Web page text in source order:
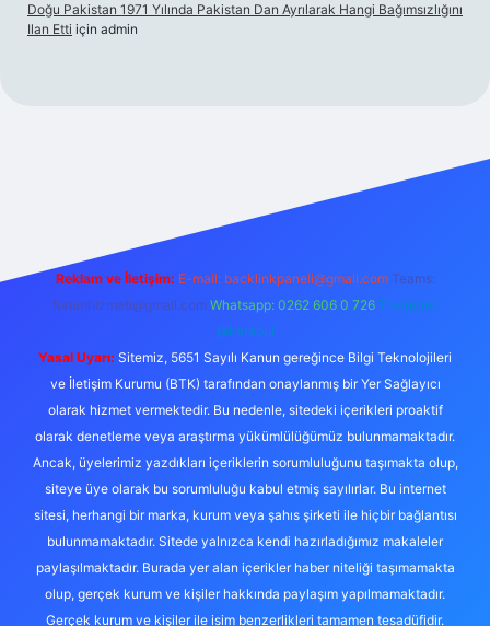
Doğu Pakistan 1971 Yılında Pakistan Dan Ayrılarak Hangi Bağımsızlığını
Ilan Etti için admin
Reklam ve İletişim: E-mail: backlinkpaneli@gmail.com Teams:
forumhizmeti@gmail.com Whatsapp: 0262 606 0 726 Telegram:
@karabul
Yasal Uyarı: Sitemiz, 5651 Sayılı Kanun gereğince Bilgi Teknolojileri
ve İletişim Kurumu (BTK) tarafından onaylanmış bir Yer Sağlayıcı
olarak hizmet vermektedir. Bu nedenle, sitedeki içerikleri proaktif
olarak denetleme veya araştırma yükümlülüğümüz bulunmamaktadır.
Ancak, üyelerimiz yazdıkları içeriklerin sorumluluğunu taşımakta olup,
siteye üye olarak bu sorumluluğu kabul etmiş sayılırlar. Bu internet
sitesi, herhangi bir marka, kurum veya şahıs şirketi ile hiçbir bağlantısı
bulunmamaktadır. Sitede yalnızca kendi hazırladığımız makaleler
paylaşılmaktadır. Burada yer alan içerikler haber niteliği taşımamakta
olup, gerçek kurum ve kişiler hakkında paylaşım yapılmamaktadır.
Gerçek kurum ve kişiler ile isim benzerlikleri tamamen tesadüfidir.